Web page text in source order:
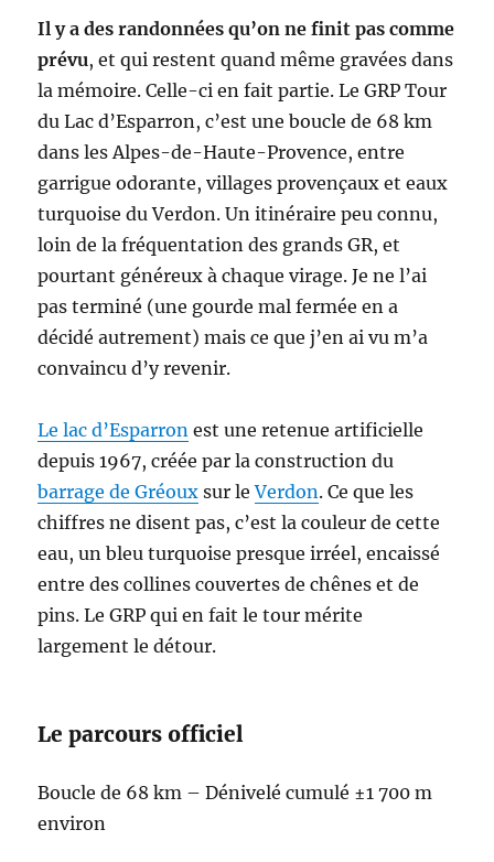
Il y a des randonnées qu’on ne finit pas comme
prévu, et qui restent quand même gravées dans
la mémoire. Celle-ci en fait partie. Le GRP Tour
du Lac d’Esparron, c’est une boucle de 68 km
dans les Alpes-de-Haute-Provence, entre
garrigue odorante, villages provençaux et eaux
turquoise du Verdon. Un itinéraire peu connu,
loin de la fréquentation des grands GR, et
pourtant généreux à chaque virage. Je ne l’ai
pas terminé (une gourde mal fermée en a
décidé autrement) mais ce que j’en ai vu m’a
convaincu d’y revenir.
Le lac d’Esparron est une retenue artificielle
depuis 1967, créée par la construction du
barrage de Gréoux sur leVerdon. Ce que les
chiffres ne disent pas, c’est la couleur de cette
eau, un bleu turquoise presque irréel, encaissé
entre des collines couvertes de chênes et de
pins. Le GRP qui en fait le tour mérite
largement le détour.
Le parcours officiel
Boucle de 68 km – Dénivelé cumulé ±1 700 m
environ